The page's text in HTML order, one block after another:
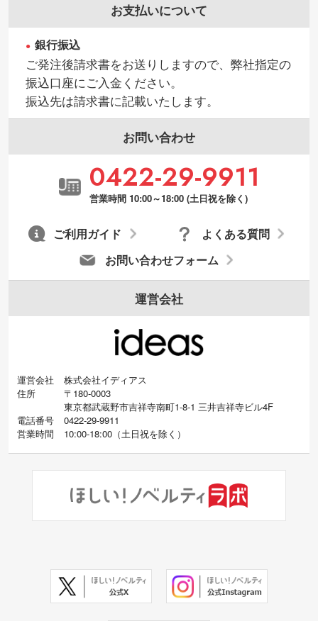
お支払いについて
銀行振込
ご発注後請求書をお送りしますので、弊社指定の
振込口座にご入金ください。
振込先は請求書に記載いたします。
お問い合わせ
0422-29-9911
営業時間 10:00～18:00 (土日祝を除く)
お問い合わせフォーム
よくある質問
ご利用ガイド
運営会社
運営会社
株式会社イディアス
住所
〒180-0003
東京都武蔵野市吉祥寺南町1-8-1 三井吉祥寺ビル4F
電話番号
0422-29-9911
営業時間
10:00-18:00（土日祝を除く）